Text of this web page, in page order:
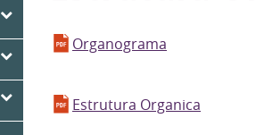
Organograma
Estrutura Organica